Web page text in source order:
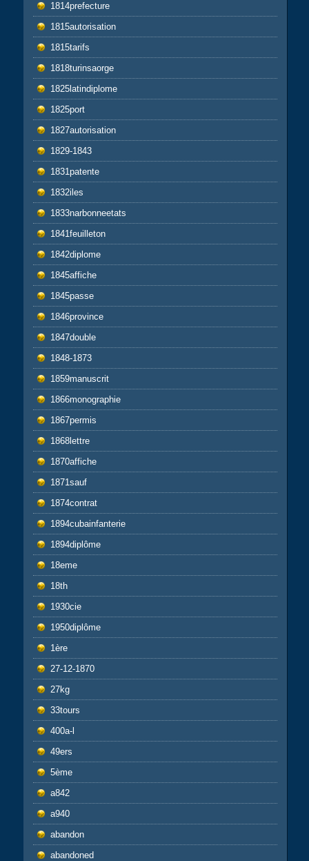
1814prefecture
1815autorisation
1815tarifs
1818turinsaorge
1825latindiplome
1825port
1827autorisation
1829-1843
1831patente
1832iles
1833narbonneetats
1841feuilleton
1842diplome
1845affiche
1845passe
1846province
1847double
1848-1873
1859manuscrit
1866monographie
1867permis
1868lettre
1870affiche
1871sauf
1874contrat
1894cubainfanterie
1894diplôme
18eme
18th
1930cie
1950diplôme
1ère
27-12-1870
27kg
33tours
400a-l
49ers
5ème
a842
a940
abandon
abandoned